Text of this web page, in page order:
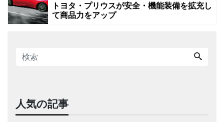
トヨタ・プリウスが安全・機能装備を拡充し
て商品力をアップ
人気の記事